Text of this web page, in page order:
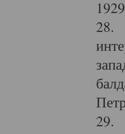
28.
29.